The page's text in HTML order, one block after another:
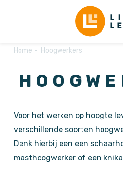
Home Hoogwerkers
Voor het werken op hoogte
verschillende soorten
Denk hierbij een een
masthoogwerker of een